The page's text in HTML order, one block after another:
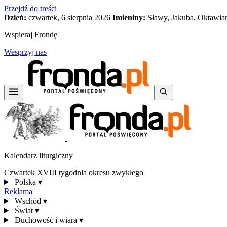
Przejdź do treści
Dzień: czwartek, 6 sierpnia 2026 Imieniny: Sławy, Jakuba,
Wspieraj Frondę
Wesprzyj nas
Kalendarz liturgiczny
Czwartek XVIII tygodnia okresu zwykłego
Polska ▾
Reklama
Wschód ▾
Świat ▾
Duchowość i wiara ▾